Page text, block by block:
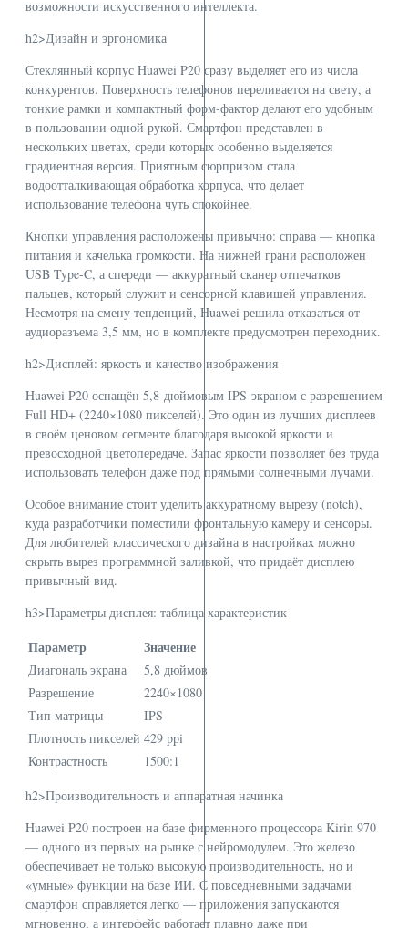
возможности искусственного интеллекта.
h2>Дизайн и эргономика
Стеклянный корпус Huawei P20 сразу выделяет его из числа
конкурентов. Поверхность телефонов переливается на свету, а
тонкие рамки и компактный форм-фактор делают его удобным
в пользовании одной рукой. Смартфон представлен в
нескольких цветах, среди которых особенно выделяется
градиентная версия. Приятным сюрпризом стала
водоотталкивающая обработка корпуса, что делает
использование телефона чуть спокойнее.
Кнопки управления расположены привычно: справа — кнопка
питания и качелька громкости. На нижней грани расположен
USB Type-C, а спереди — аккуратный сканер отпечатков
пальцев, который служит и сенсорной клавишей управления.
Несмотря на смену тенденций, Huawei решила отказаться от
аудиоразъема 3,5 мм, но в комплекте предусмотрен переходник.
h2>Дисплей: яркость и качество изображения
Huawei P20 оснащён 5,8‑дюймовым IPS-экраном с разрешением
Full HD+ (2240×1080 пикселей). Это один из лучших дисплеев
в своём ценовом сегменте благодаря высокой яркости и
превосходной цветопередаче. Запас яркости позволяет без труда
использовать телефон даже под прямыми солнечными лучами.
Особое внимание стоит уделить аккуратному вырезу (notch),
куда разработчики поместили фронтальную камеру и сенсоры.
Для любителей классического дизайна в настройках можно
скрыть вырез программной заливкой, что придаёт дисплею
привычный вид.
h3>Параметры дисплея: таблица характеристик
Параметр Значение
Диагональ экрана
5,8 дюймов
Разрешение
2240×1080
Тип матрицы
IPS
Плотность пикселей 429 ppi
Контрастность
1500:1
h2>Производительность и аппаратная начинка
Huawei P20 построен на базе фирменного процессора Kirin 970
— одного из первых на рынке с нейромодулем. Это железо
обеспечивает не только высокую производительность, но и
«умные» функции на базе ИИ. С повседневными задачами
смартфон справляется легко — приложения запускаются
мгновенно, а интерфейс работает плавно даже при